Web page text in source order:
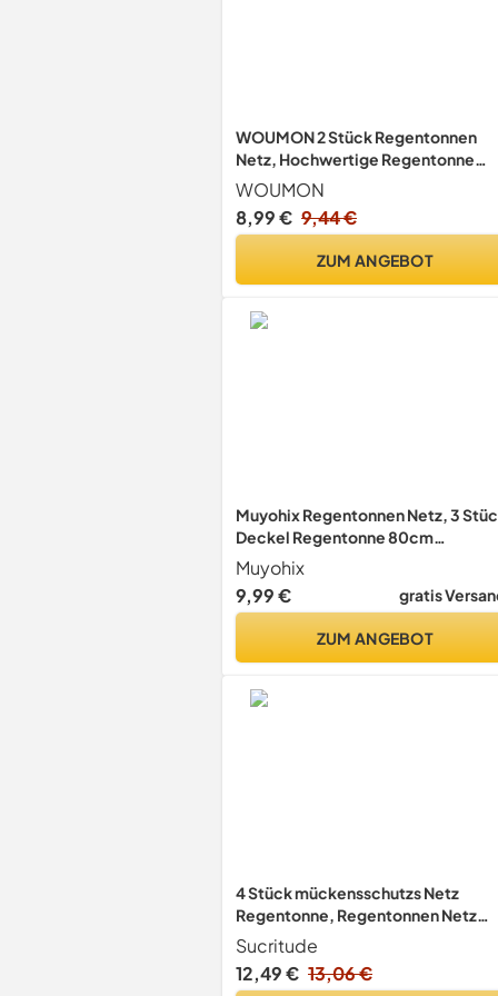
WOUMON 2 Stück Regentonnen
Netz, Hochwertige Regentonne
Abdeckung mit Zugkordel,
Verstellbares Regentonnennetz,
Schutznetz Regentonne Schutz vor
WOUMON
8,99 € 9,44 €
ZUM ANGEBOT
Muyohix Regentonnen Netz, 3
Deckel Regentonne 80cm
Durchmesser, Verstellbares
Regentonnennetz mit Zugband,
Regentonne Abdeckung mit
Stechmücken
Muyohix
9,99 €
gratis
ZUM ANGEBOT
4 Stück mückensschutzs Netz
Regentonne, Regentonnen Netz
Regentonnenabdeckung Mit
Zugband, Wetterbeständiger
mückensschutzs Regentonne
Sucritude
12,49 € 13,06 €